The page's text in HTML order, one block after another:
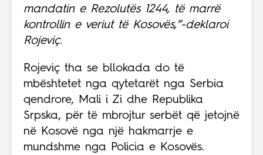
mandatin e Rezolutës 1244, të marrë
kontrollin e veriut të Kosovës,”-deklaroi
Rojeviç.
Rojeviç tha se bllokada do të
mbështetet nga qytetarët nga Serbia
qendrore, Mali i Zi dhe Republika
Srpska, për të mbrojtur serbët që jetojnë
në Kosovë nga një hakmarrje e
mundshme nga Policia e Kosovës.